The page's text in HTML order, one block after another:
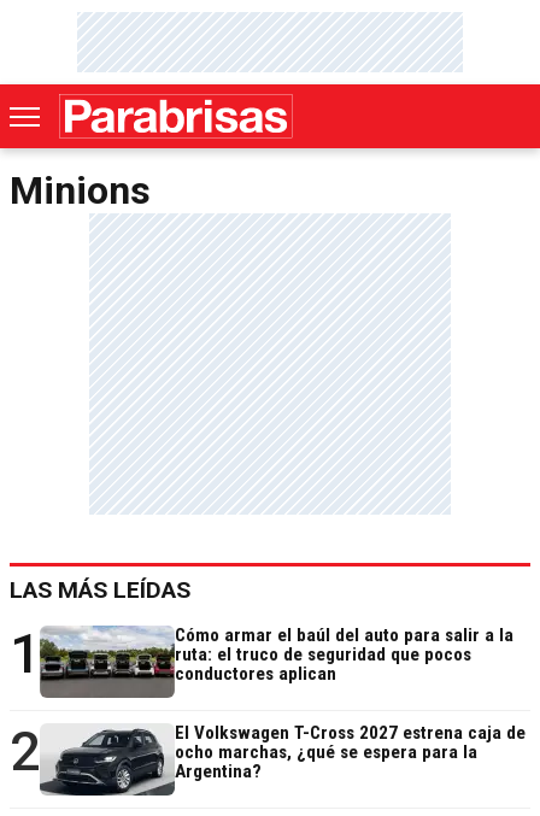
Minions
LAS MÁS LEÍDAS
1
Cómo armar el baúl del auto para salir a la
ruta: el truco de seguridad que pocos
conductores aplican
2
El Volkswagen T-Cross 2027 estrena caja de
ocho marchas, ¿qué se espera para la
Argentina?